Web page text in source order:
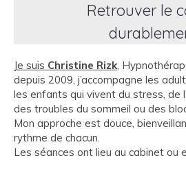
Retrouver le
Je suis Christine Rizk,
depuis 2009, j’accompagne les
les enfants qui vivent du stress, de
des troubles du sommeil ou des
Mon approche est douce,
rythme de chacun.
Les séances ont lieu au cabinet ou